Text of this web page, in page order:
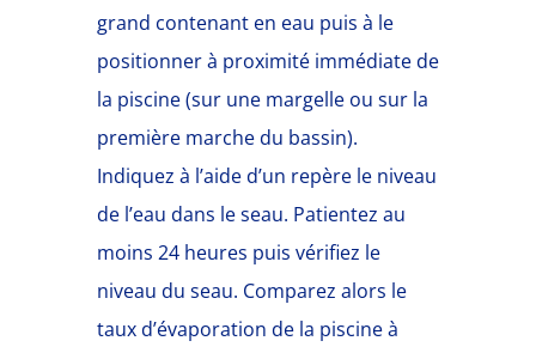
grand contenant en eau puis à le
positionner à proximité immédiate de
la piscine (sur une margelle ou sur la
première marche du bassin).
Indiquez à l’aide d’un repère le niveau
de l’eau dans le seau. Patientez au
moins 24 heures puis vérifiez le
niveau du seau. Comparez alors le
taux d’évaporation de la piscine à